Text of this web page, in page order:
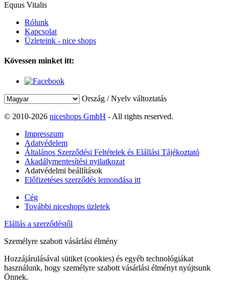
Equus Vitalis
Rólunk
Kapcsolat
Üzleteink - nice shops
Kövessen minket itt:
Ország / Nyelv változtatás
© 2010-2026 niceshops GmbH - All rights reserved.
Impresszum
Adatvédelem
Általános Szerződési Feltételek és Elállási Tájékoztató
Akadálymentesítési nyilatkozat
Adatvédelmi beállítások
Előfizetéses szerződés lemondása itt
Cég
További niceshops üzletek
Elállás a szerződéstől
Személyre szabott vásárlási élmény
Hozzájárulásával sütiket (cookies) és egyéb technológiákat
használunk, hogy személyre szabott vásárlási élményt nyújtsunk
Önnek.